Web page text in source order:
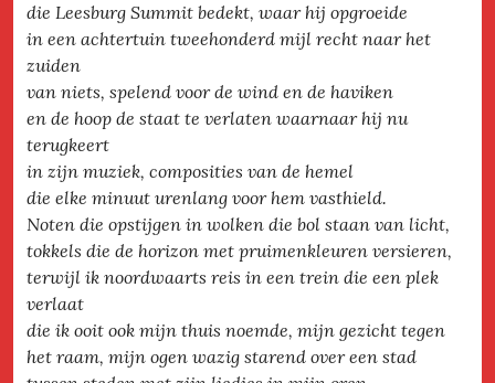
die Leesburg Summit bedekt, waar hij opgroeide
in een achtertuin tweehonderd mijl recht naar het
zuiden
van niets, spelend voor de wind en de haviken
en de hoop de staat te verlaten waarnaar hij nu
terugkeert
in zijn muziek, composities van de hemel
die elke minuut urenlang voor hem vasthield.
Noten die opstijgen in wolken die bol staan van licht,
tokkels die de horizon met pruimenkleuren versieren,
terwijl ik noordwaarts reis in een trein die een plek
verlaat
die ik ooit ook mijn thuis noemde, mijn gezicht tegen
het raam, mijn ogen wazig starend over een stad